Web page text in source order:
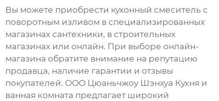
Вы можете приобрести кухонный смеситель с
поворотным изливом в специализированных
магазинах сантехники, в строительных
магазинах или онлайн. При выборе онлайн-
магазина обратите внимание на репутацию
продавца, наличие гарантии и отзывы
покупателей. ООО Цюаньчжоу Шэнхуа Кухня и
ванная комната предлагает широкий